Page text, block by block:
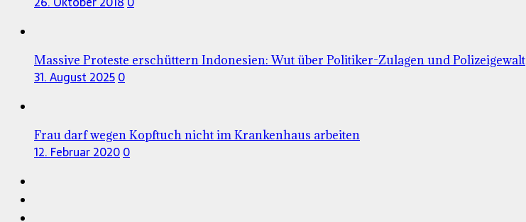
Massive Proteste erschüttern Indonesien: Wut über Politiker-Zulagen und Polizeigewalt
31. August 20250
Frau darf wegen Kopftuch nicht im Krankenhaus arbeiten
12. Februar 20200